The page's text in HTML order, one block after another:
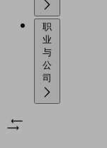
职
业
与
公